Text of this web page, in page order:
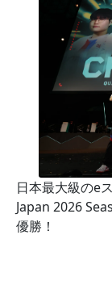
日本最大級のe
Japan 2026
優勝！